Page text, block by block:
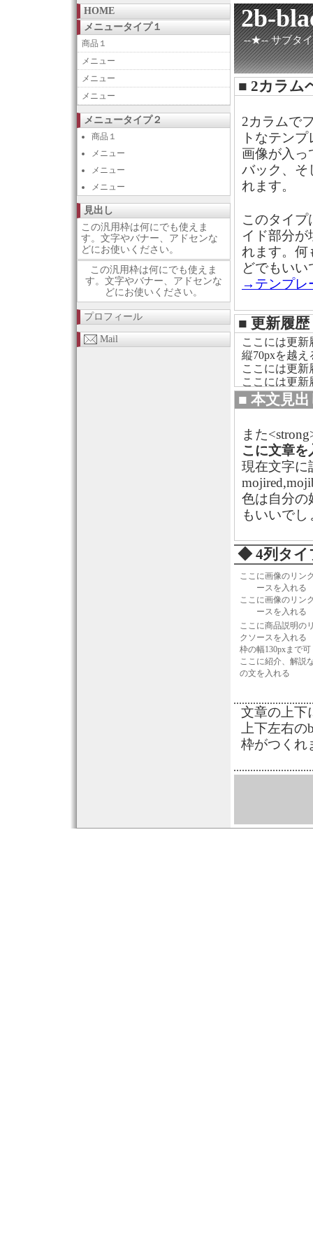
2b-
--★-- サブタ
■ 2カラム
2カラムで
トなテン
画像が入っ
バック、そ
れます。
このタイ
イド部分
れます。何
どでもい
→テンプレ
■ 更新履
ここには更新
縦70pxを越
ここには更新
ここには更新
ここには更新
ここには更新
■ 本文見
また
こに文章を
現在文字に
色は自分の
もいいでし
◆ 4列タイ
ここに画像のリン
ースを入れる
ここに画像のリン
ースを入れる
ここに商品説明の
クソースを入れる
枠の幅130pxまで可
ここに紹介、解説
の文を入れる
文章の上下
上下左右
枠がつくれ
HOME
メニュータイプ１
商品１
メニュー
メニュー
メニュー
メニュータイプ２
商品１
メニュー
メニュー
メニュー
見出し
この汎用枠は何にでも使えま
す。文字やバナー、アドセンな
どにお使いください。
この汎用枠は何にでも使えま
す。文字やバナー、アドセンな
どにお使いください。
プロフィール
Mail